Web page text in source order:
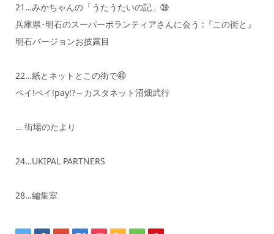
21…みかちゃんの「うたうたいの記」㊴
兵庫県･明石のスーパーボランティアさんに会う :『この街と』
明石バージョンお披露目
22…紙とネットとこの街で㊵
ペイ!ペイ!pay!?～カスタネット沼畑武行
… 街場のたより
24…UKIPAL PARTNERS
28…編集室